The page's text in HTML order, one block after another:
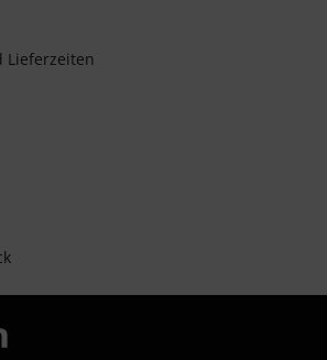
Lieferzeiten